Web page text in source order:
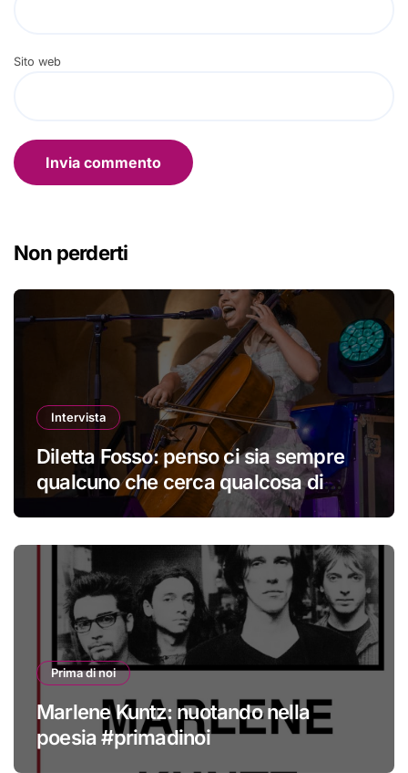
Sito web
Non perderti
Intervista
Diletta Fosso: penso ci sia sempre
qualcuno che cerca qualcosa di
Prima di noi
Marlene Kuntz: nuotando nella
poesia #primadinoi